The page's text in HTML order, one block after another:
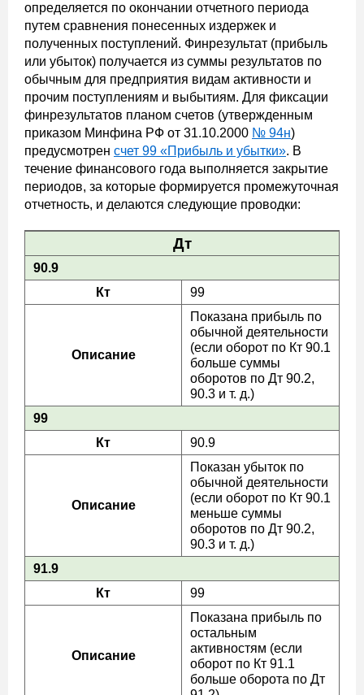
определяется по окончании отчетного периода
путем сравнения понесенных издержек и
полученных поступлений. Финрезультат (прибыль
или убыток) получается из суммы результатов по
обычным для предприятия видам активности и
прочим поступлениям и выбытиям. Для фиксации
финрезультатов планом счетов (утвержденным
приказом Минфина РФ от 31.10.2000 № 94н)
предусмотрен счет 99 «Прибыль и убытки». В
течение финансового года выполняется закрытие
периодов, за которые формируется промежуточная
отчетность, и делаются следующие проводки:
Дт
90.9
Кт
99
Описание
Показана прибыль по
обычной деятельности
(если оборот по Кт 90.1
больше суммы
оборотов по Дт 90.2,
90.3 и т. д.)
99
Кт
90.9
Описание
Показан убыток по
обычной деятельности
(если оборот по Кт 90.1
меньше суммы
оборотов по Дт 90.2,
90.3 и т. д.)
91.9
Кт
99
Описание
Показана прибыль по
остальным
активностям (если
оборот по Кт 91.1
больше оборота по Дт